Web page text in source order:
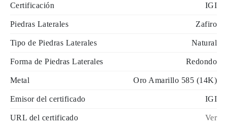
Certificación IGI
Piedras Laterales Zafiro
Tipo de Piedras Laterales Natural
Forma de Piedras Laterales Redondo
Metal Oro Amarillo 585 (14K)
Emisor del certificado IGI
URL del certificado Ver